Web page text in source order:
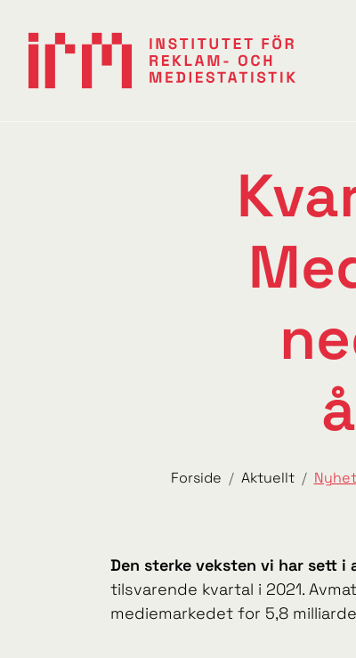
Forside Aktuellt
Den sterke veksten vi har sett
tilsvarende kvartal i 2021.
mediemarkedet for 5,8